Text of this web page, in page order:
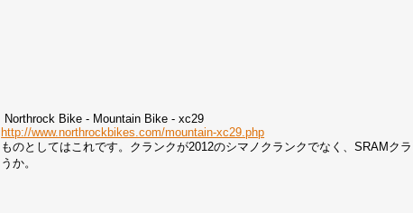
Northrock Bike - Mountain Bike - xc29
http://www.northrockbikes.com/mountain-xc29.php
ものとしてはこれです。クランクが2012のシマノクランクでなく、SRAMク
うか。